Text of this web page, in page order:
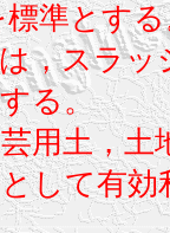
標準とす
，スラッ
る。
用土，土
して有効